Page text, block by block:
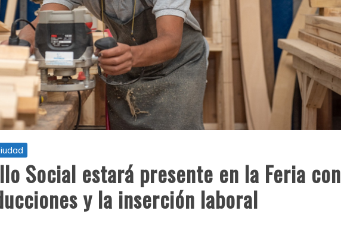
Social estará presente en la Feria con
y la inserción laboral